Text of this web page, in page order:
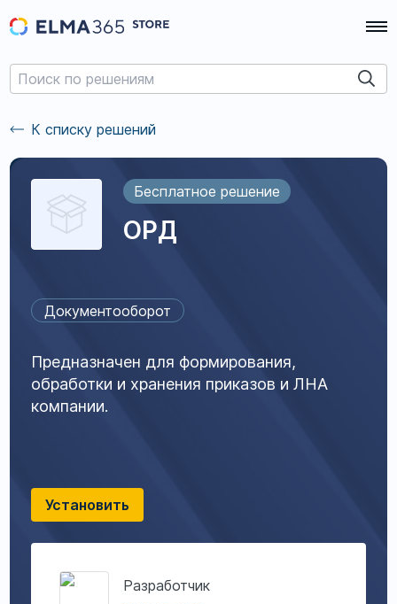
К списку решений
Бесплатное решение
ОРД
Документооборот
Предназначен для формирования,
обработки и хранения приказов и ЛНА
компании.
Установить
Разработчик